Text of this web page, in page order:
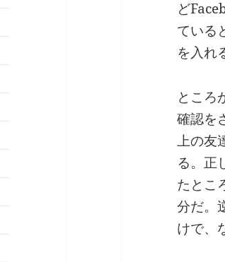
ど
ている
を入れ
ところ
確認を
上の友
る。正
たとこ
分だ。
けで、